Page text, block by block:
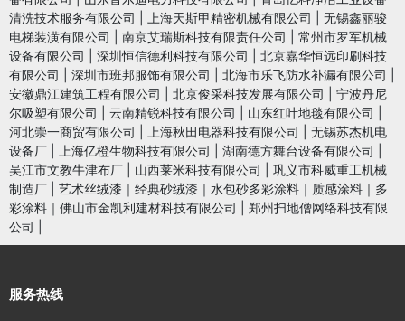
清洗技术服务有限公司
上海天斯甲精密机械有限公司
无锡鑫丽骏
电梯装潢有限公司
南京艾瑞斯科技有限责任公司
常州市罗军机械
设备有限公司
深圳恒信德利科技有限公司
北京嘉华恒远印刷科技
有限公司
深圳市班邦服饰有限公司 北海市乐飞防水补漏有限公司
安徽鼎江建筑工程有限公司
北京俊采科技发展有限公司
宁波丹尼
尔吸塑有限公司
云南精锐科技有限公司 山东红叶地毯有限公司
河北崇一商贸有限公司
上海秋田电器科技有限公司
无锡苏杰机电
设备厂
上海亿橙生物科技有限公司 湖南德方舞台设备有限公司
吴江市文教牛津布厂
山西莱米科技有限公司
巩义市科威重工机械
制造厂
艺术丝绒漆｜经典砂绒漆｜水包砂多彩涂料｜质感涂料｜多
彩涂料｜佛山市金凯利建材科技有限公司
郑州扫地僧网络科技有限
公司
服务热线